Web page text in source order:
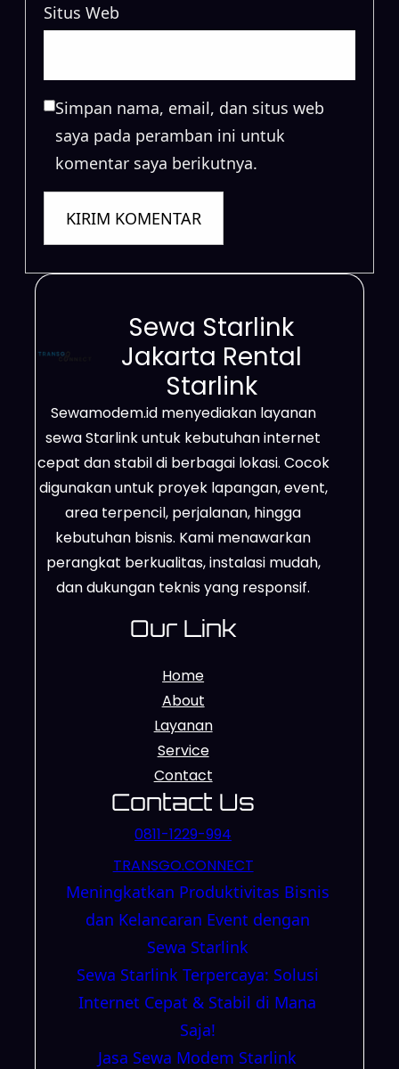
Situs Web
Simpan nama, email, dan situs web
saya pada peramban ini untuk
komentar saya berikutnya.
Sewa Starlink
Jakarta Rental
Starlink
Sewamodem.id menyediakan layanan
sewa Starlink untuk kebutuhan internet
cepat dan stabil di berbagai lokasi. Cocok
digunakan untuk proyek lapangan, event,
area terpencil, perjalanan, hingga
kebutuhan bisnis. Kami menawarkan
perangkat berkualitas, instalasi mudah,
dan dukungan teknis yang responsif.
Our Link
Home
About
Layanan
Service
Contact
Contact Us
0811-1229-994
TRANSGO.CONNECT
Meningkatkan Produktivitas Bisnis
dan Kelancaran Event dengan
Sewa Starlink
Sewa Starlink Terpercaya: Solusi
Internet Cepat & Stabil di Mana
Saja!
Jasa Sewa Modem Starlink